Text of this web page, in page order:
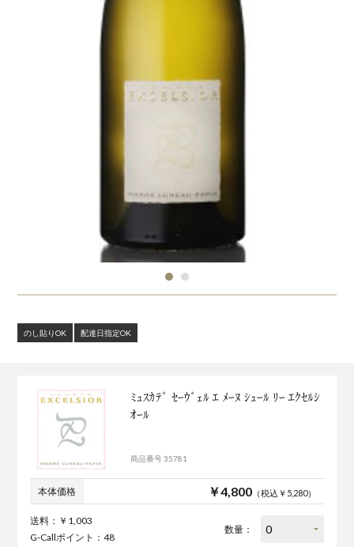
のし貼りOK 配達日指定OK
ﾐｭｽｶﾃﾞ ｾｰｳﾞｪﾙ ｴ ﾒｰﾇ ｼｭｰﾙ ﾘｰ ｴｸｾﾙｼ
ｵｰﾙ
商品番号 35781
本体価格 ￥4,800（税込￥5,280）
送料：￥1,003
G-Callポイント：48
数量：